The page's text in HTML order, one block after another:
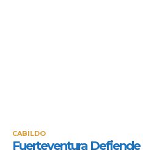
CABILDO
Fuerteventura